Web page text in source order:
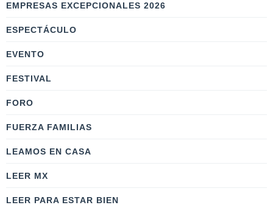
EMPRESAS EXCEPCIONALES 2026
ESPECTÁCULO
EVENTO
FESTIVAL
FORO
FUERZA FAMILIAS
LEAMOS EN CASA
LEER MX
LEER PARA ESTAR BIEN